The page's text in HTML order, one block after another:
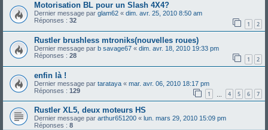
Motorisation BL pour un Slash 4X4?
Dernier message par glam62 « dim. avr. 25, 2010 8:50 am
Réponses : 32 1 2
Rustler brushless mtroniks(nouvelles roues)
Dernier message par b savage67 « dim. avr. 18, 2010 19:33 pm
Réponses : 28 1 2
enfin là !
Dernier message par tarataya « mar. avr. 06, 2010 18:17 pm
Réponses : 129 1 4 5 6 7
Rustler XL5, deux moteurs HS
Dernier message par arthur651200 « lun. mars 29, 2010 15:09 pm
Réponses : 8